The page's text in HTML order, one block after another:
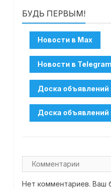
БУДЬ ПЕРВЫМ!
Нет комментариев. Ваш